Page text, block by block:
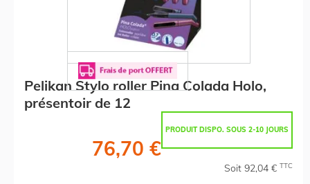
Pelikan Stylo roller Pina Colada Holo,
présentoir de 12
PRODUIT DISPO. SOUS 2-10 JOURS
76,70 €
Soit 92,04 € TTC